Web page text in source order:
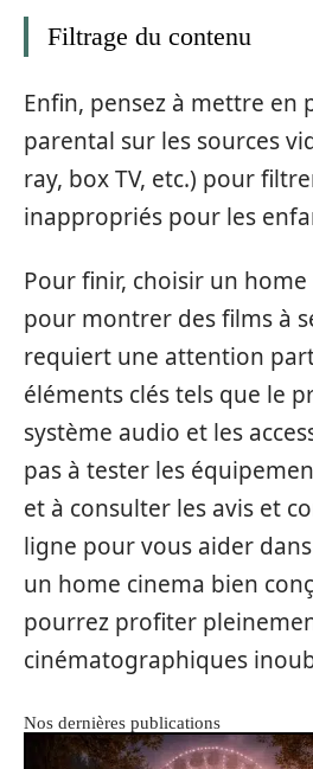
Filtrage du contenu
Enfin, pensez à mettre en
parental sur les sources
ray, box TV, etc.) pour
inappropriés pour les
Pour finir, choisir un
pour montrer des films à
requiert une attention
éléments clés tels que le
système audio et les
pas à tester les
et à consulter les avis et
ligne pour vous aider
un home cinema bien
pourrez profiter
cinématographiques
Nos dernières publications